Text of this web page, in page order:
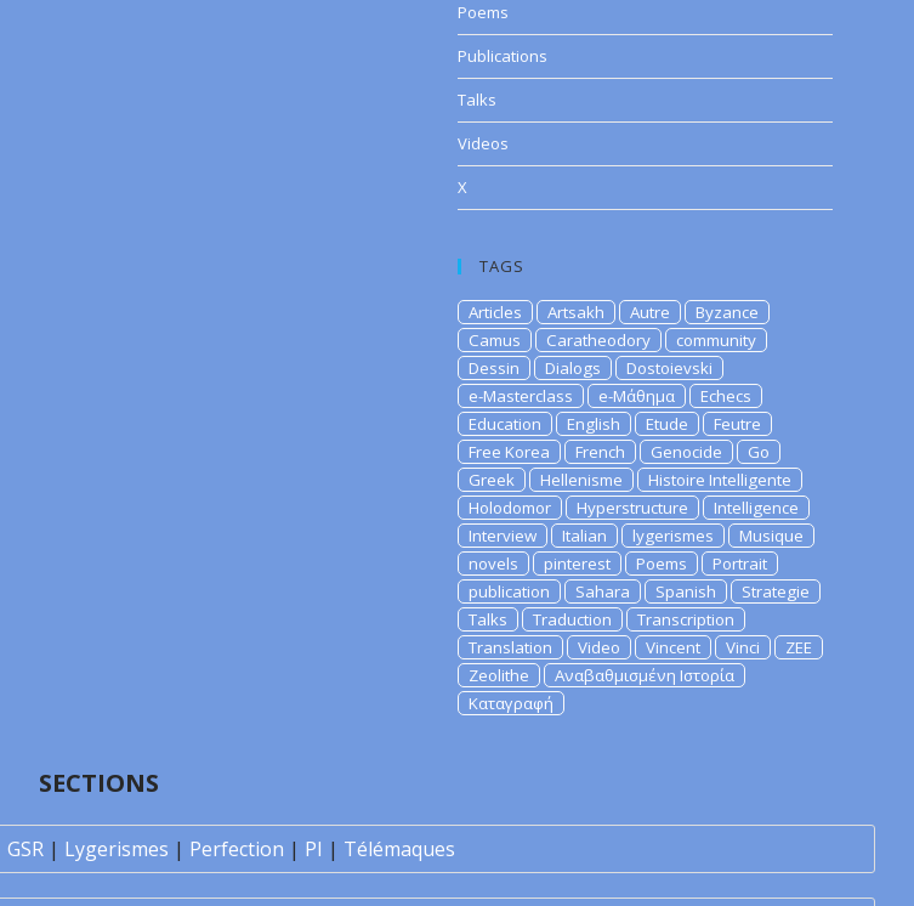
Poems
Publications
Talks
Videos
X
TAGS
Articles Artsakh Autre
Byzance
Camus
Caratheodory
community
Dessin
Dialogs
Dostoievski
e-Masterclass
e-Μάθημα
Echecs
Education
English Etude
Feutre
Free Korea
French Genocide
Go
Greek
Hellenisme
Histoire Intelligente
Holodomor
Hyperstructure
Intelligence
Interview
Italian lygerismes
Musique
novels
pinterest Poems
Portrait
publication
Sahara Spanish
Strategie
Talks
Traduction
Transcription
Translation
Video Vincent Vinci
ZEE
Zeolithe
Αναβαθμισμένη Ιστορία
Καταγραφή
SECTIONS
GSR | Lygerismes | Perfection | PI | Télémaques